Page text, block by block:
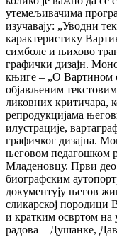
утемељивачима
изучавају: „Уводни
карактеристику
симболе и њихово
графички дизајн.
књиге – „О Вартином
објављеним
ликовних критичара,
репродукцијама
илустрације,
графичког дизајна.
његовом педагошком
Младеновцу. Први део
биографским
документују његов
сликарској породици
и кратким освртом на
радова – Душанке,